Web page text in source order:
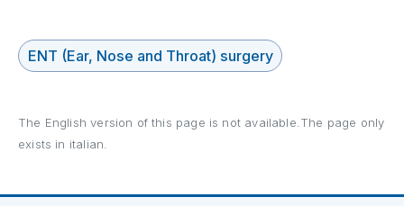
ENT (Ear, Nose and Throat) surgery
The English version of this page is not available.The page only
exists in italian.